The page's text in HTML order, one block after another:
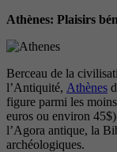
Athènes: Plaisirs
Berceau de la
l’Antiquité, Athènes
figure parmi les
euros ou environ
l’Agora antique, la
archéologiques.